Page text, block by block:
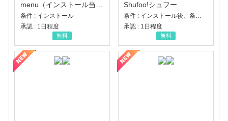
menu（インストール当日に指定のクーポンコード経由で1,500円（税込）以上の初回注文完了）（Android）
条件 : インストール
承認 : 1日程度
無料
Shufoo!シュフー
条件 : インストール後、条件達成
承認 : 1日程度
無料